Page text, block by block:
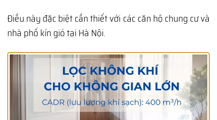
Điều này đặc biệt cần thiết với các căn hộ chung cư và
nhà phố kín gió tại Hà Nội.